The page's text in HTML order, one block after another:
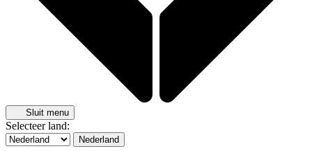
Sluit menu
Selecteer land:
Nederland